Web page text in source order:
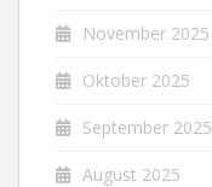
November 2025
Oktober 2025
September 2025
August 2025